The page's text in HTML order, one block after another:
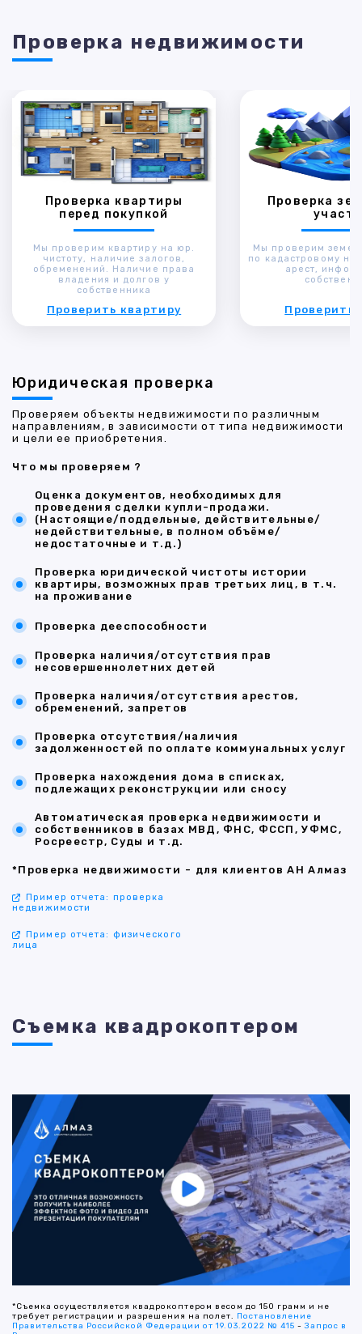
Проверка недвижимости
Проверка квартиры
перед покупкой
Мы проверим квартиру на юр.
чистоту, наличие залогов,
обременений. Наличие права
владения и долгов у
собственника
Проверить квартиру
Проверка
Мы проверим
по кадастровому
арест,
Проверить
Юридическая проверка
Проверяем объекты недвижимости по различным
направлениям, в зависимости от типа недвижимости
и цели ее приобретения.
Что мы проверяем ?
Оценка документов, необходимых для
проведения сделки купли-продажи.
(Настоящие/поддельные, действительные/
недействительные, в полном объёме/
недостаточные и т.д.)
Проверка юридической чистоты истории
квартиры, возможных прав третьих лиц, в т.ч.
на проживание
Проверка дееспособности
Проверка наличия/отсутствия прав
несовершеннолетних детей
Проверка наличия/отсутствия арестов,
обременений, запретов
Проверка отсутствия/наличия
задолженностей по оплате коммунальных услуг
Проверка нахождения дома в списках,
подлежащих реконструкции или сносу
Автоматическая проверка недвижимости и
собственников в базах МВД, ФНС, ФССП, УФМС,
Росреестр, Суды и т.д.
*Проверка недвижимости - для клиентов АН Алмаз
Пример отчета: проверка
недвижимости
Пример отчета: физического
лица
Съемка квадрокоптером
*Съемка осуществляется квадрокоптером весом до 150 грамм и не
требует регистрации и разрешения на полет. Постановление
Правительства Российской Федерации от 19.03.2022 № 415 -Запрос в